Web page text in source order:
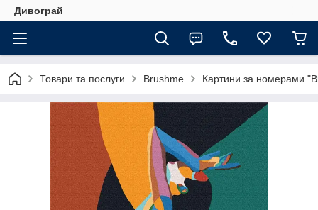
Дивограй
Товари та послуги Brushme Картини за номерами